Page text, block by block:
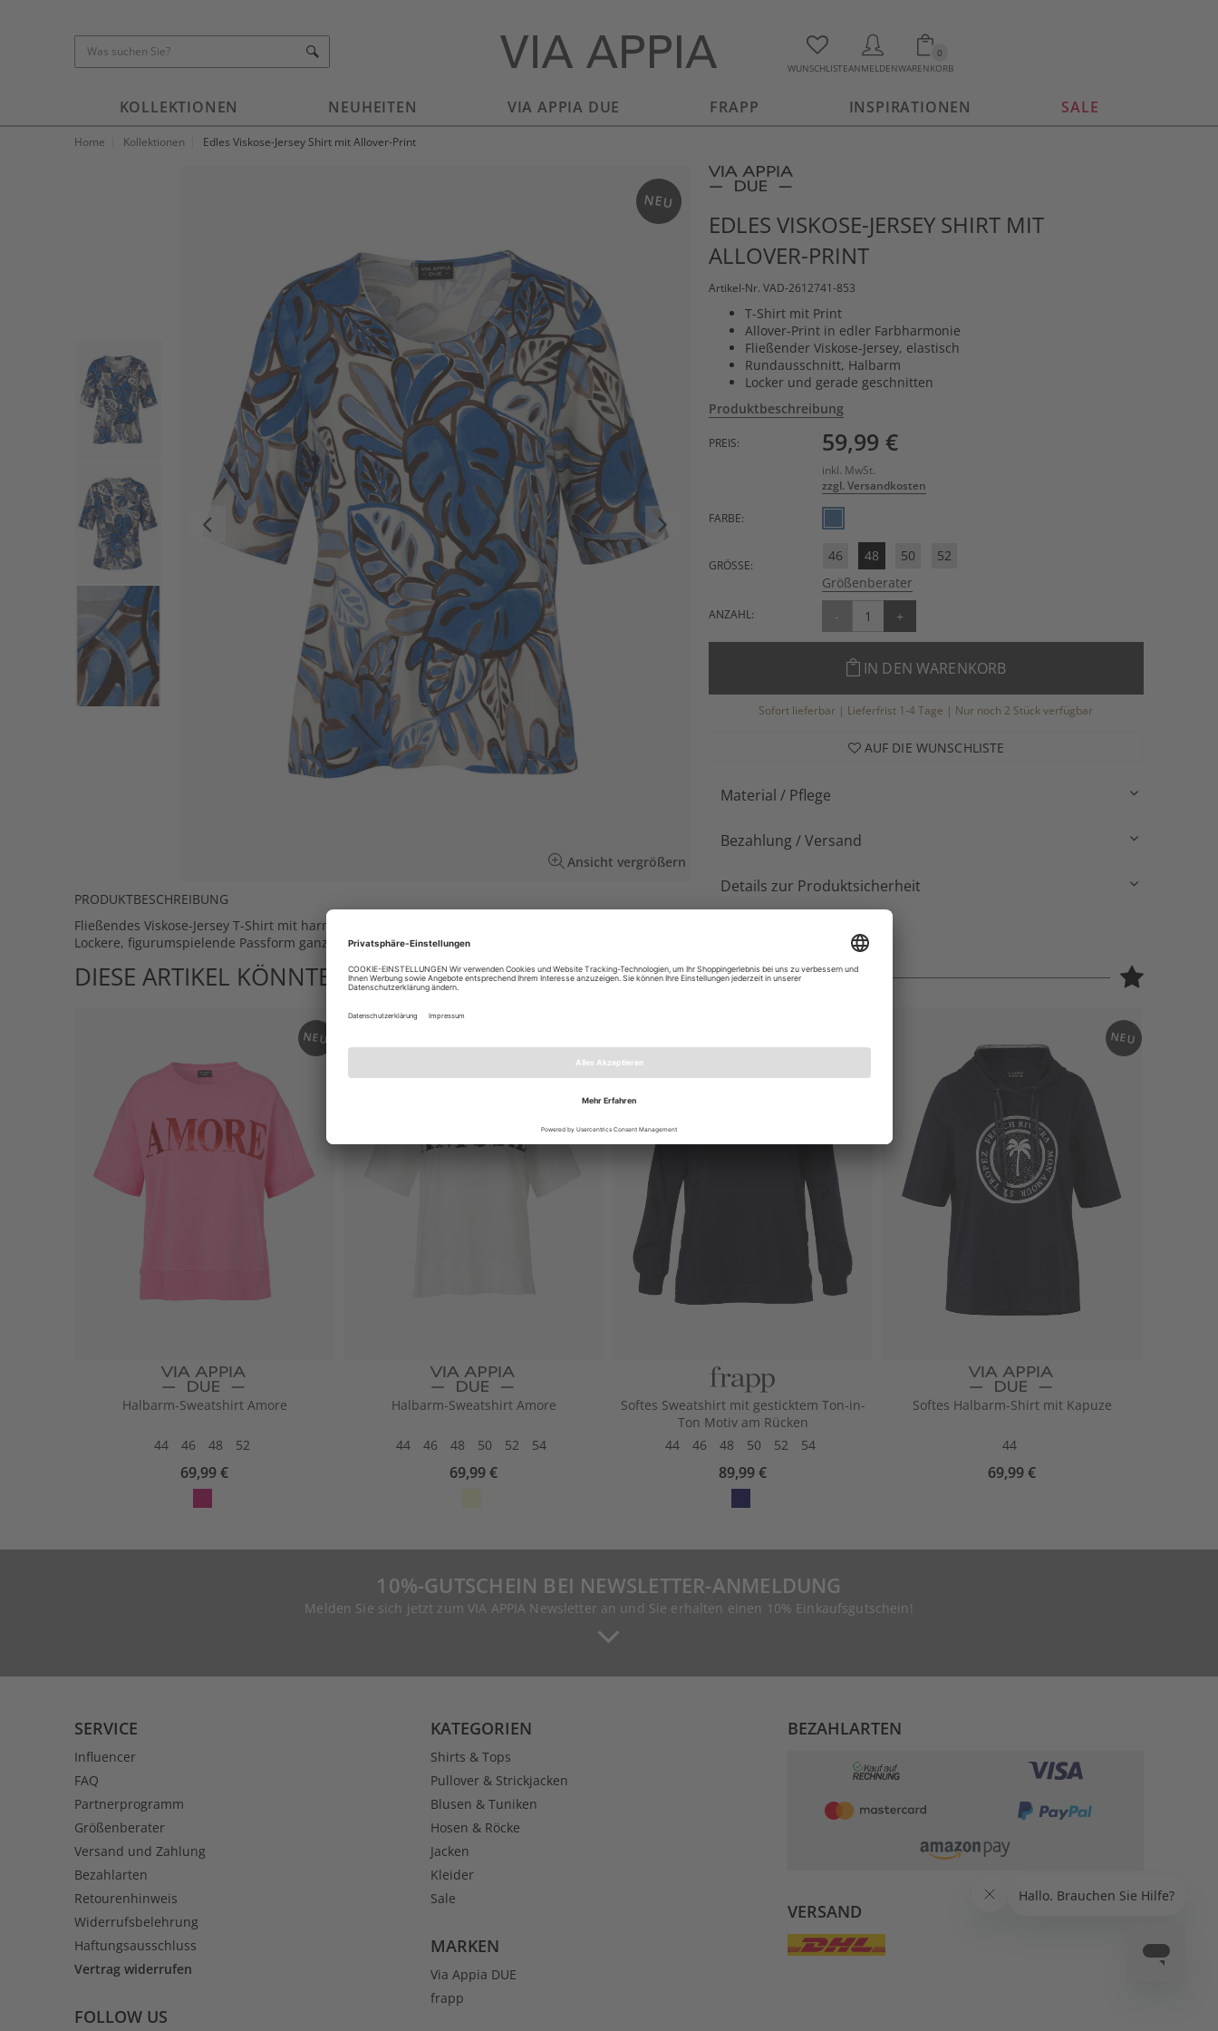
WUNSCHLISTEANMELDEN
0
WARENKORB
KOLLEKTIONEN NEUHEITEN VIA APPIA DUE FRAPP INSPIRATIONEN SALE
Home Kollektionen Edles Viskose-Jersey Shirt mit Allover-Print
NEU
Ansicht vergrößern
PRODUKTBESCHREIBUNG
Fließendes Viskose-Jersey T-Shirt mit harmonischem Allover-Print Kobaltblau / Mocca/ Creme.
Lockere, figurumspielende Passform ganz leicht nach unten ausgestellt für höchsten Tragekomfort.
EDLES VISKOSE-JERSEY SHIRT MIT
ALLOVER-PRINT
Artikel-Nr. VAD-2612741-853
T-Shirt mit Print
Allover-Print in edler Farbharmonie
Fließender Viskose-Jersey, elastisch
Rundausschnitt, Halbarm
Locker und gerade geschnitten
Produktbeschreibung
PREIS: 59,99 €
inkl. MwSt.
zzgl. Versandkosten
FARBE:
GRÖSSE:
46 48 50
52
Größenberater
ANZAHL: - +
IN DEN WARENKORB
Sofort lieferbar | Lieferfrist 1-4 Tage | Nur noch 2 Stück verfügbar
AUF DIE WUNSCHLISTE
Material / Pflege
Bezahlung / Versand
Details zur Produktsicherheit
DIESE ARTIKEL KÖNNTEN IHNEN AUCH GEFALLEN
NEU
Halbarm-Sweatshirt Amore
44 46 48 52
69,99 €
Halbarm-Sweatshirt Amore
44 46 48 50 52 54
69,99 €
Softes Sweatshirt mit gesticktem Ton-in-
Ton Motiv am Rücken
44
46 48 50 52 54
89,99 €
NEU
Softes Halbarm-Shirt mit Kapuze
44
69,99 €
10%-GUTSCHEIN BEI NEWSLETTER-ANMELDUNG
Melden Sie sich jetzt zum VIA APPIA Newsletter an und Sie erhalten einen 10% Einkaufsgutschein!
SERVICE
Influencer
FAQ
Partnerprogramm
Größenberater
Versand und Zahlung
Bezahlarten
Retourenhinweis
Widerrufsbelehrung
Haftungsausschluss
Vertrag widerrufen
FOLLOW US
KATEGORIEN
Shirts & Tops
Pullover & Strickjacken
Blusen & Tuniken
Hosen & Röcke
Jacken
Kleider
Sale
MARKEN
Via Appia DUE
frapp
BEZAHLARTEN
VERSAND